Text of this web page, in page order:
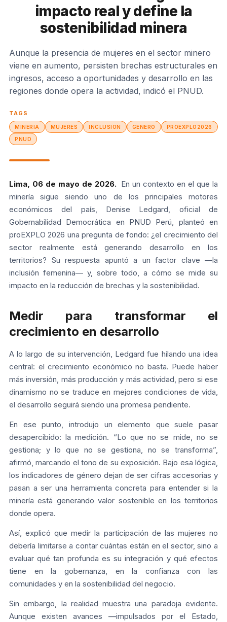
impacto real y define la
sostenibilidad minera
Aunque la presencia de mujeres en el sector minero
viene en aumento, persisten brechas estructurales en
ingresos, acceso a oportunidades y desarrollo en las
regiones donde opera la actividad, indicó el PNUD.
TAGS
MINERIA MUJERES INCLUSION GENERO
PROEXPLO2026
PNUD
Lima, 06 de mayo de 2026. En un contexto en el que la
minería sigue siendo uno de los principales motores
económicos del país, Denise Ledgard, oficial de
Gobernabilidad Democrática en PNUD Perú, planteó en
proEXPLO 2026 una pregunta de fondo: ¿el crecimiento del
sector realmente está generando desarrollo en los
territorios? Su respuesta apuntó a un factor clave —la
inclusión femenina— y, sobre todo, a cómo se mide su
impacto en la reducción de brechas y la sostenibilidad.
Medir para transformar el
crecimiento en desarrollo
A lo largo de su intervención, Ledgard fue hilando una idea
central: el crecimiento económico no basta. Puede haber
más inversión, más producción y más actividad, pero si ese
dinamismo no se traduce en mejores condiciones de vida,
el desarrollo seguirá siendo una promesa pendiente.
En ese punto, introdujo un elemento que suele pasar
desapercibido: la medición. “Lo que no se mide, no se
gestiona; y lo que no se gestiona, no se transforma”,
afirmó, marcando el tono de su exposición. Bajo esa lógica,
los indicadores de género dejan de ser cifras accesorias y
pasan a ser una herramienta concreta para entender si la
minería está generando valor sostenible en los territorios
donde opera.
Así, explicó que medir la participación de las mujeres no
debería limitarse a contar cuántas están en el sector, sino a
evaluar qué tan profunda es su integración y qué efectos
tiene en la gobernanza, en la confianza con las
comunidades y en la sostenibilidad del negocio.
Sin embargo, la realidad muestra una paradoja evidente.
Aunque existen avances —impulsados por el Estado,